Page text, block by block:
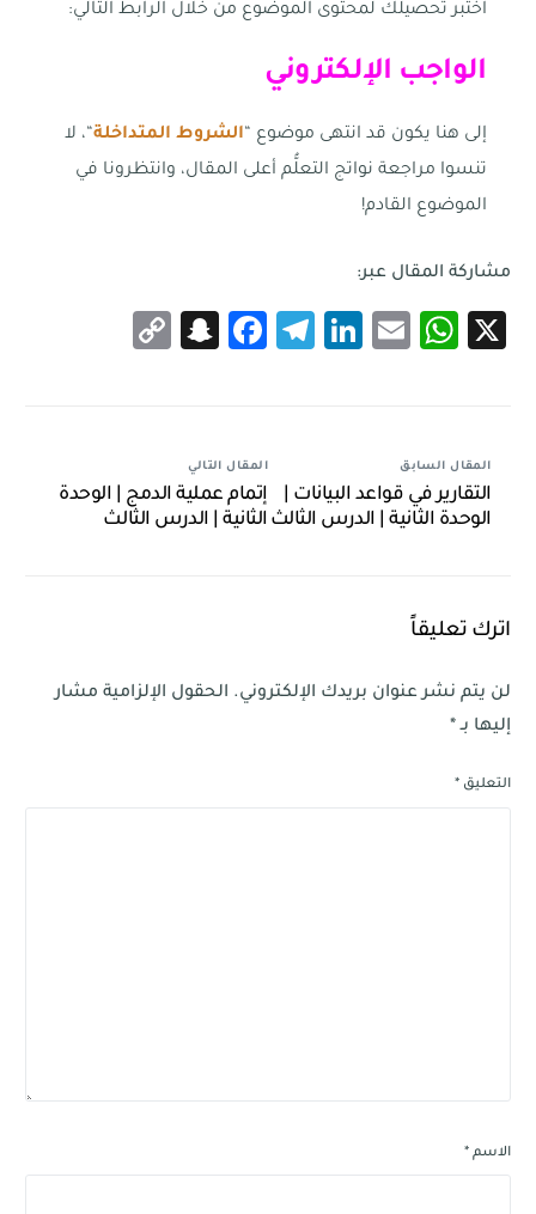
اختبر تحصيلك لمحتوى الموضوع من خلال الرابط التالي:
الواجب الإلكتروني
إلى هنا يكون قد انتهى موضوع “الشروط المتداخلة“، لا
تنسوا مراجعة نواتج التعلُّم أعلى المقال، وانتظرونا في
الموضوع القادم!
مشاركة المقال عبر:
X
WhatsApp
Email
LinkedIn
Telegram
Facebook
Snapchat
المقال السابق
التقارير في قواعد البيانات |
الوحدة الثانية | الدرس الثالث
المقال التالي
إتمام عملية الدمج | الوحدة
الثانية | الدرس الثالث
اترك تعليقاً
لن يتم نشر عنوان بريدك الإلكتروني. الحقول الإلزامية مشار
إليها بـ*
التعليق *
الاسم*